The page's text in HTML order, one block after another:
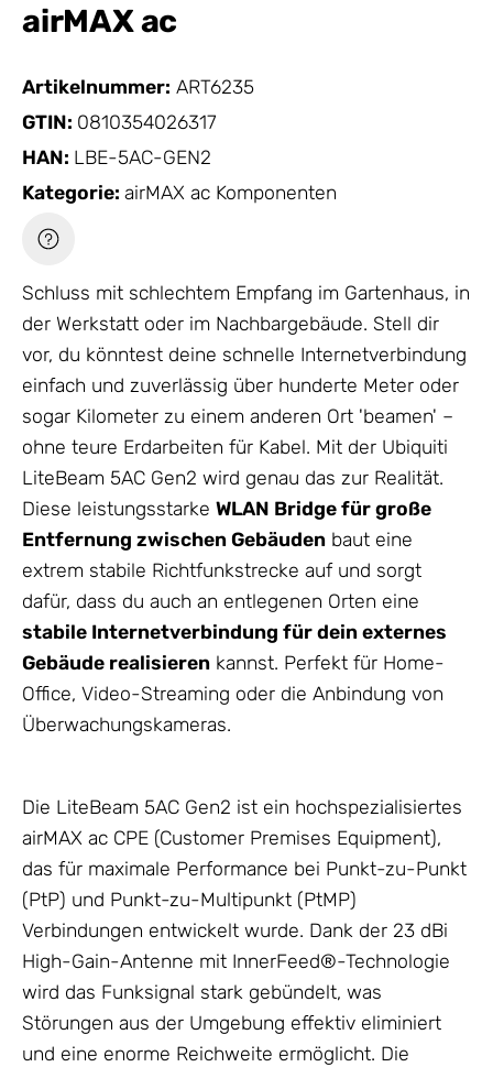
airMAX ac
Artikelnummer: ART6235
GTIN: 0810354026317
HAN: LBE-5AC-GEN2
Kategorie: airMAX ac Komponenten
Schluss mit schlechtem Empfang im Gartenhaus, in
der Werkstatt oder im Nachbargebäude. Stell dir
vor, du könntest deine schnelle Internetverbindung
einfach und zuverlässig über hunderte Meter oder
sogar Kilometer zu einem anderen Ort 'beamen' –
ohne teure Erdarbeiten für Kabel. Mit der Ubiquiti
LiteBeam 5AC Gen2 wird genau das zur Realität.
Diese leistungsstarke WLAN Bridge für große
Entfernung zwischen Gebäuden baut eine
extrem stabile Richtfunkstrecke auf und sorgt
dafür, dass du auch an entlegenen Orten eine
stabile Internetverbindung für dein externes
Gebäude realisieren kannst. Perfekt für Home-
Office, Video-Streaming oder die Anbindung von
Überwachungskameras.
Die LiteBeam 5AC Gen2 ist ein hochspezialisiertes
airMAX ac CPE (Customer Premises Equipment),
das für maximale Performance bei Punkt-zu-Punkt
(PtP) und Punkt-zu-Multipunkt (PtMP)
Verbindungen entwickelt wurde. Dank der 23 dBi
High-Gain-Antenne mit InnerFeed®-Technologie
wird das Funksignal stark gebündelt, was
Störungen aus der Umgebung effektiv eliminiert
und eine enorme Reichweite ermöglicht. Die